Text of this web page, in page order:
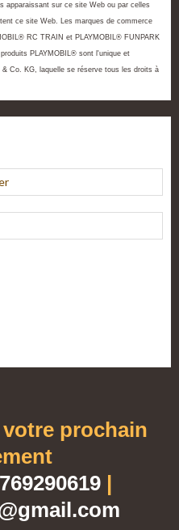
apparaissant sur ce site Web ou par celles
ce site Web. Les marques de commerce
RC TRAIN et PLAYMOBIL® FUNPARK
PLAYMOBIL® sont l'unique et
Co. KG, laquelle se réserve tous les droits à
prochain
|